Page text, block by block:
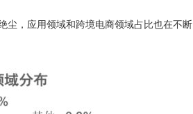
尘，应用领域和跨境电商领域占比也在不断